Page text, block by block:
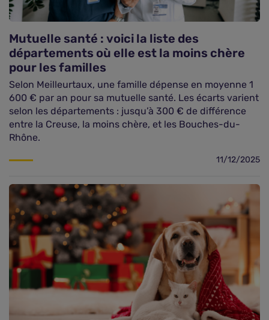
Mutuelle santé : voici la liste des
départements où elle est la moins chère
pour les familles
Selon Meilleurtaux, une famille dépense en moyenne 1
600 € par an pour sa mutuelle santé. Les écarts varient
selon les départements : jusqu’à 300 € de différence
entre la Creuse, la moins chère, et les Bouches-du-
Rhône.
11/12/2025